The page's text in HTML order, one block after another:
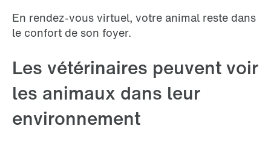
En rendez-vous virtuel, votre animal reste dans
le confort de son foyer.
Les vétérinaires peuvent voir
les animaux dans leur
environnement